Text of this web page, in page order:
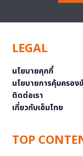
LEGAL
นโยบายคุกกี้
นโยบายการคุ้มครอ
ติดต่อเรา
เกี่ยวกับเอ็มไทย
TOP